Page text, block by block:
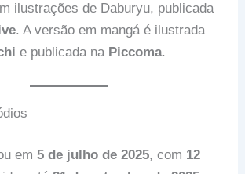
ilustrações de Daburyu, publicada
. A versão em mangá é ilustrada
e publicada na Piccoma.
em5 de julho de 2025, com 12